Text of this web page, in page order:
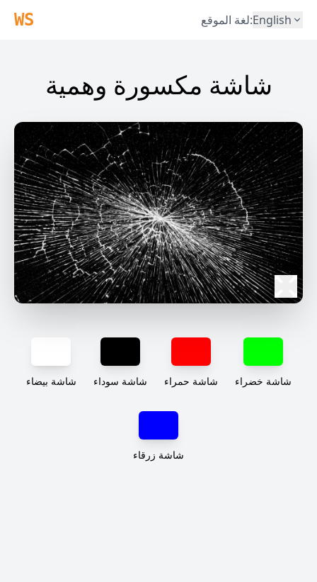
WS لغة الموقع:English
شاشة مكسورة وهمية
شاشة بيضاء شاشة سوداء شاشة حمراء شاشة خضراء
شاشة زرقاء